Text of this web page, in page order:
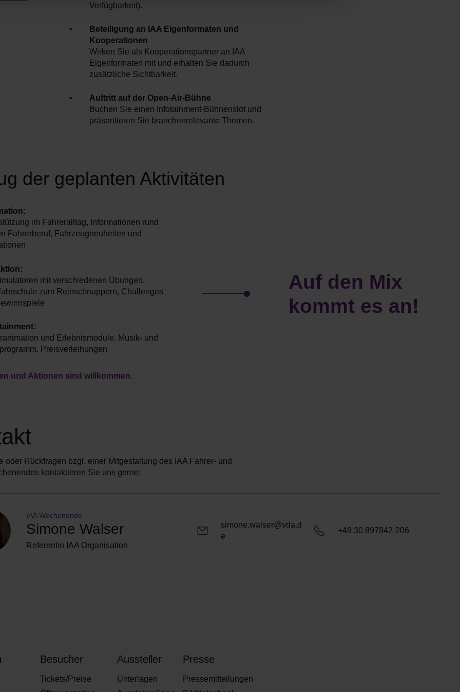
Verfügbarkeit).
Beteiligung an IAA Eigenformaten und
Kooperationen
Wirken Sie als Kooperationspartner an IAA
Eigenformaten mit und erhalten Sie dadurch
zusätzliche Sichtbarkeit.
Auftritt auf der Open-Air-Bühne
Buchen Sie einen Infotainment-Bühnenslot und
präsentieren Sie branchenrelevante Themen.
der geplanten Aktivitäten
im Fahreralltag, Informationen rund
Fahrerberuf, Fahrzeugneuheiten und
mit verschiedenen Übungen,
zum Reinschnuppern, Challenges
und Erlebnismodule, Musik- und
Preisverleihungen
und Aktionen sind willkommen.
Auf den Mix
kommt es an!
oder Rückfragen bzgl. einer Mitgestaltung des IAA Fahrer- und
kontaktieren Sie uns gerne:
IAA Wochenende
Simone Walser
Referentin IAA Organisation
simone.walser@vda.d
e
+49 30 897842-206
Besucher
Tickets/Preise
Aussteller
Unterlagen
Presse
Pressemitteilungen